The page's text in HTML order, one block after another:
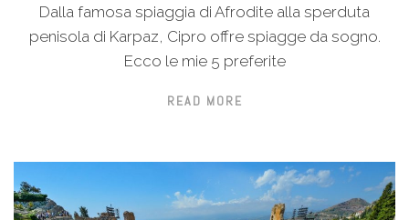
Dalla famosa spiaggia di Afrodite alla sperduta
penisola di Karpaz, Cipro offre spiagge da sogno.
Ecco le mie 5 preferite
READ MORE